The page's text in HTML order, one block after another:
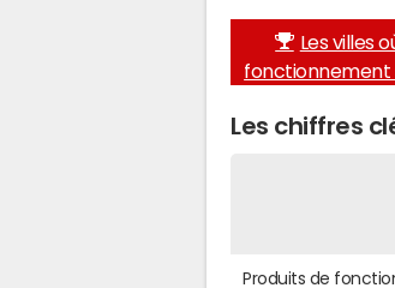
Les villes
fonctionnement
Les chiffres
Produits de